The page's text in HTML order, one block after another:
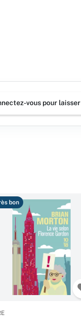
vous pour
bon